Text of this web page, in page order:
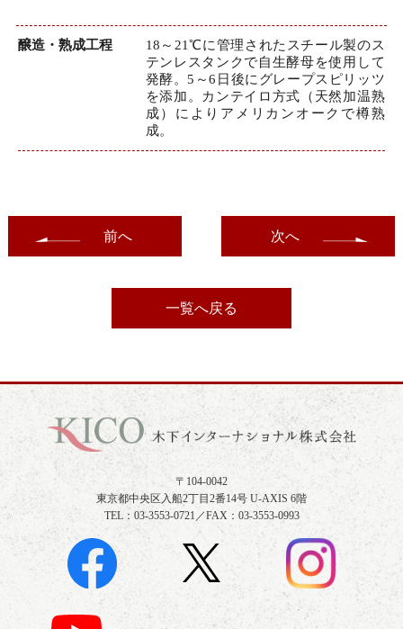
醸造・熟成工程
18～21℃に管理されたスチール製のス
テンレスタンクで自生酵母を使用して
発酵。5～6日後にグレープスピリッツ
を添加。カンテイロ方式（天然加温熟
成）によりアメリカンオークで樽熟
成。
前へ
一覧へ戻る
次へ
〒104-0042
東京都中央区入船2丁目2番14号 U-AXIS 6階
TEL：03-3553-0721／FAX：03-3553-0993